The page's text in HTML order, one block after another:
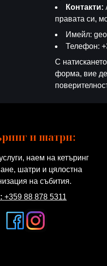
Контакти:
правата си,
Имейл:
Телефон:
С
форма, вие
и шатри:
наем на кетъринг
шатри и цялостна
на събития.
+359 88 878 5311